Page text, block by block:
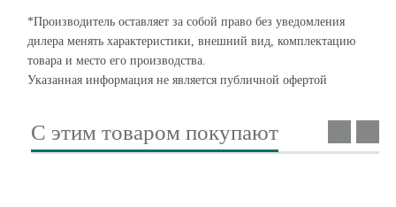
*Производитель оставляет за собой право без уведомления
дилера менять характеристики, внешний вид, комплектацию
товара и место его производства.
Указанная информация не является публичной офертой
С этим товаром покупают